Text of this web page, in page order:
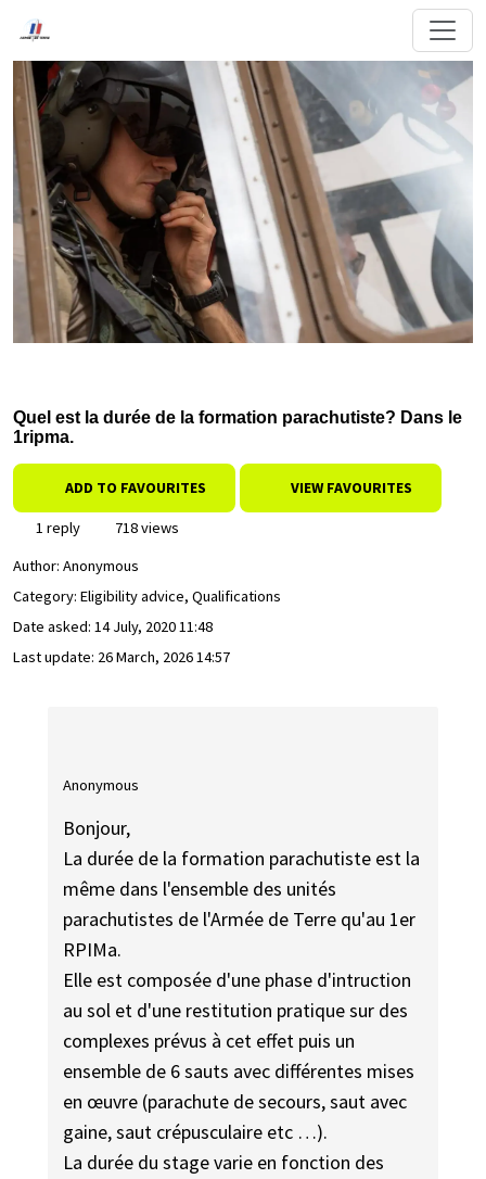
Quel est la durée de la formation parachutiste? Dans le
1ripma.
ADD TO FAVOURITES VIEW FAVOURITES
1 reply
718 views
Author: Anonymous
Category: Eligibility advice, Qualifications
Date asked: 14 July, 2020 11:48
Last update: 26 March, 2026 14:57
Anonymous
Bonjour,
La durée de la formation parachutiste est la
même dans l'ensemble des unités
parachutistes de l'Armée de Terre qu'au 1er
RPIMa.
Elle est composée d'une phase d'intruction
au sol et d'une restitution pratique sur des
complexes prévus à cet effet puis un
ensemble de 6 sauts avec différentes mises
en œuvre (parachute de secours, saut avec
gaine, saut crépusculaire etc …).
La durée du stage varie en fonction des